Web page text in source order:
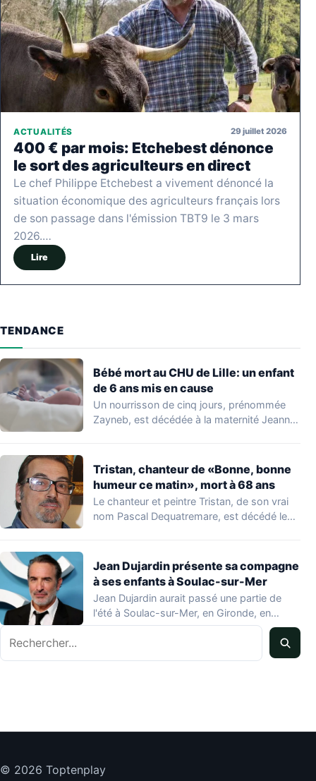
ACTUALITÉS 29 juillet 2026
400 € par mois: Etchebest dénonce
le sort des agriculteurs en direct
Le chef Philippe Etchebest a vivement dénoncé la
situation économique des agriculteurs français lors
de son passage dans l'émission TBT9 le 3 mars
2026.…
Lire
TENDANCE
Bébé mort au CHU de Lille: un enfant
de 6 ans mis en cause
Un nourrisson de cinq jours, prénommée
Zayneb, est décédée à la maternité Jeanne
Tristan, chanteur de «Bonne, bonne
humeur ce matin», mort à 68 ans
Le chanteur et peintre Tristan, de son vrai
nom Pascal Dequatremare, est décédé le…
Jean Dujardin présente sa compagne
à ses enfants à Soulac-sur-Mer
Jean Dujardin aurait passé une partie de
l'été à Soulac-sur-Mer, en Gironde, en
compagnie…
Rechercher
© 2026 Toptenplay